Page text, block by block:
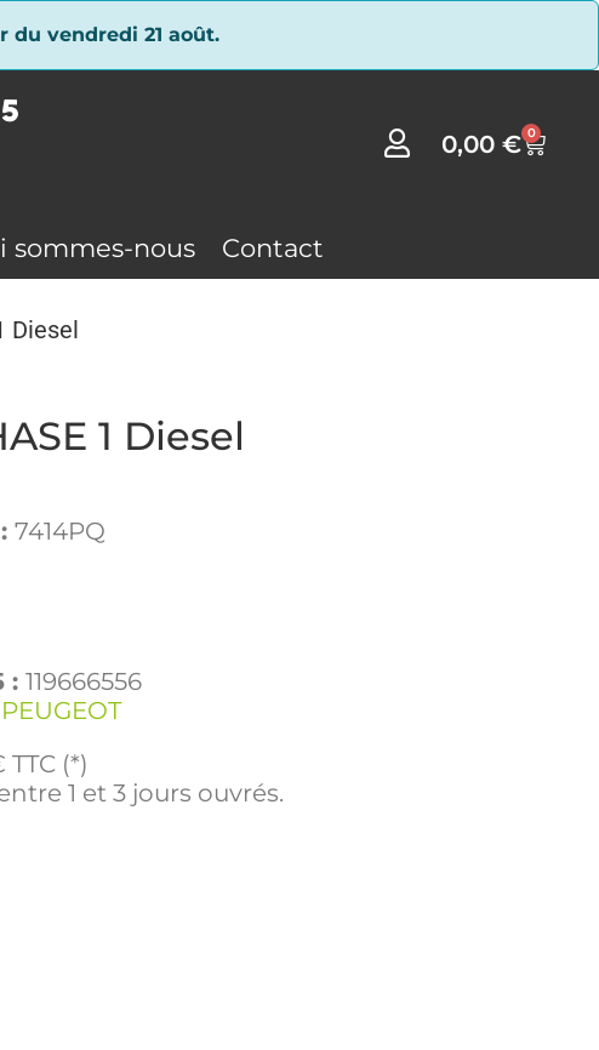
du vendredi 21 août.
0,00€ 0
sommes-nous Contact
Diesel
1 Diesel
7414PQ
: 119666556
PEUGEOT
TTC (*)
1 et 3 jours ouvrés.